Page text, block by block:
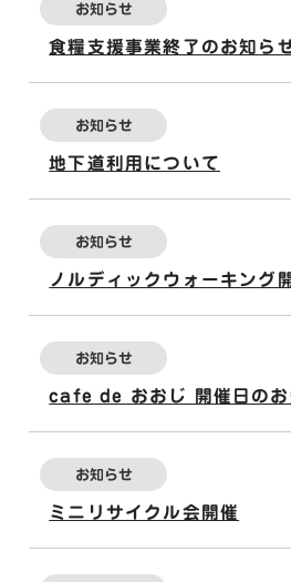
お知らせ
食糧支援事業終了のお知ら
お知らせ
地下道利用について
お知らせ
ノルディックウォーキング
お知らせ
cafe de おおじ 開催日のお
お知らせ
ミニリサイクル会開催